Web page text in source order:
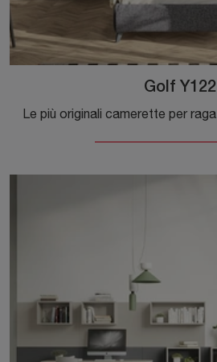
Golf Y122